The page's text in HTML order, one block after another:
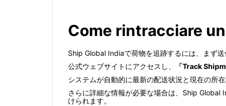
Come rintracciare
Ship Global Indiaで荷物を追跡するには、まず
公式ウェブサイトにアクセスし、
「Track
システムが自動的に最新の配送状況と現在の所
さらに詳細な情報が必要な場合は、Ship Global
けられます。